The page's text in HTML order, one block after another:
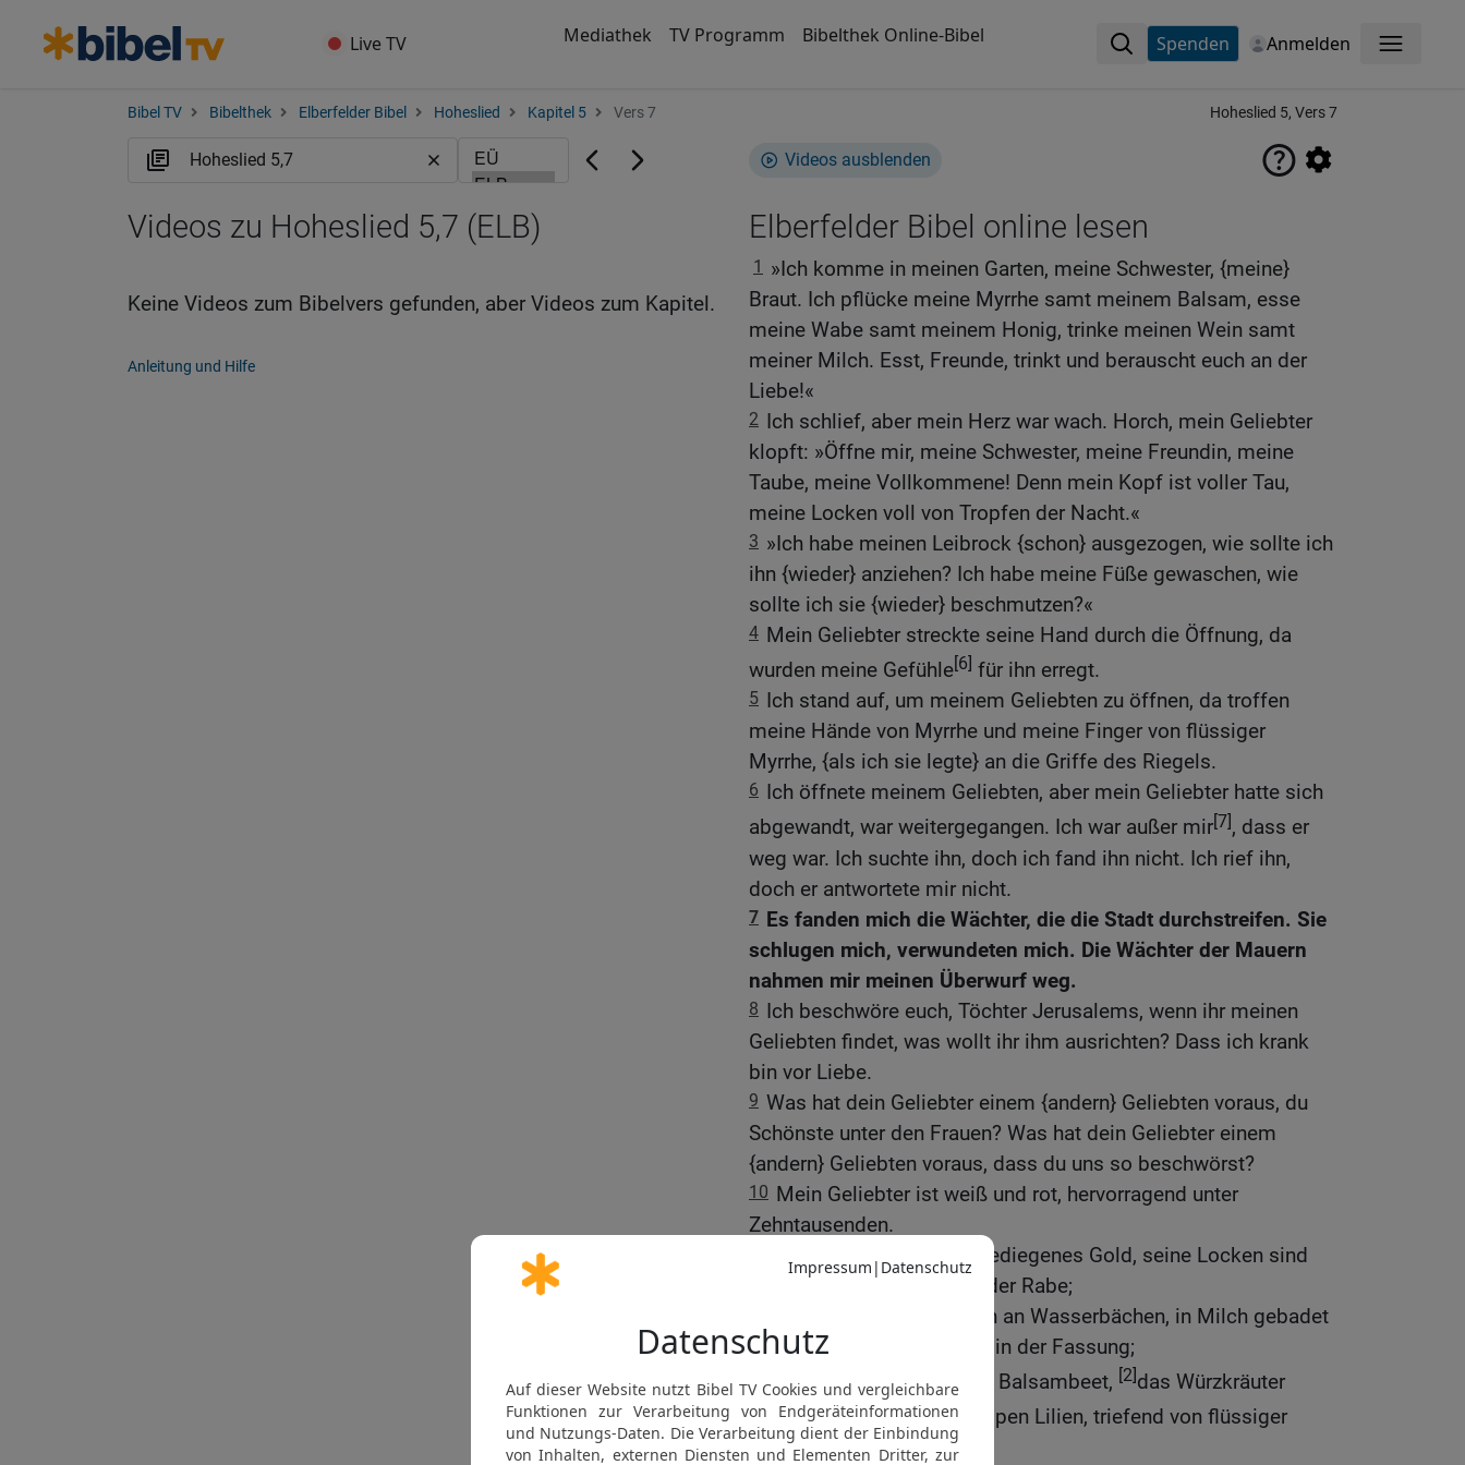
Live TV Mediathek TV Programm Bibelthek Online-Bibel Spenden Anmelden Menü
Bibel TV Bibelthek Elberfelder Bibel Hoheslied Kapitel 5 Vers 7 Hoheslied 5, Vers 7
Videos ausblenden
Elberfelder Bibel online lesen
1 »Ich komme in meinen Garten, meine Schwester, {meine}
Braut. Ich pflücke meine Myrrhe samt meinem Balsam, esse
meine Wabe samt meinem Honig, trinke meinen Wein samt
meiner Milch. Esst, Freunde, trinkt und berauscht euch an der
Liebe!«
2 Ich schlief, aber mein Herz war wach. Horch, mein Geliebter
klopft: »Öffne mir, meine Schwester, meine Freundin, meine
Taube, meine Vollkommene! Denn mein Kopf ist voller Tau,
meine Locken voll von Tropfen der Nacht.«
3 »Ich habe meinen Leibrock {schon} ausgezogen, wie sollte ich
ihn {wieder} anziehen? Ich habe meine Füße gewaschen, wie
sollte ich sie {wieder} beschmutzen?«
4 Mein Geliebter streckte seine Hand durch die Öffnung, da
wurden meine Gefühle[6] für ihn erregt.
5 Ich stand auf, um meinem Geliebten zu öffnen, da troffen
meine Hände von Myrrhe und meine Finger von flüssiger
Myrrhe, {als ich sie legte} an die Griffe des Riegels.
6 Ich öffnete meinem Geliebten, aber mein Geliebter hatte sich
abgewandt, war weitergegangen. Ich war außer mir[7], dass er
weg war. Ich suchte ihn, doch ich fand ihn nicht. Ich rief ihn,
doch er antwortete mir nicht.
7 Es fanden mich die Wächter, die die Stadt durchstreifen. Sie
schlugen mich, verwundeten mich. Die Wächter der Mauern
nahmen mir meinen Überwurf weg.
8 Ich beschwöre euch, Töchter Jerusalems, wenn ihr meinen
Geliebten findet, was wollt ihr ihm ausrichten? Dass ich krank
bin vor Liebe.
9 Was hat dein Geliebter einem {andern} Geliebten voraus, du
Schönste unter den Frauen? Was hat dein Geliebter einem
{andern} Geliebten voraus, dass du uns so beschwörst?
10 Mein Geliebter ist weiß und rot, hervorragend unter
Zehntausenden.
Sein Haupt ist feines, gediegenes Gold, seine Locken sind
Dattelrispen, schwarz wie der Rabe;
seine Augen wie Tauben an Wasserbächen, in Milch gebadet
{seine Zähne} , festsitzend in der Fassung;
seine Wangen wie ein Balsambeet, [2]das Würzkräuter
sprossen lässt[2]; seine Lippen Lilien, triefend von flüssiger
Myrrhe.
Videos zu Hoheslied 5,7 (ELB)
Keine Videos zum Bibelvers gefunden, aber Videos zum Kapitel.
Anleitung und Hilfe